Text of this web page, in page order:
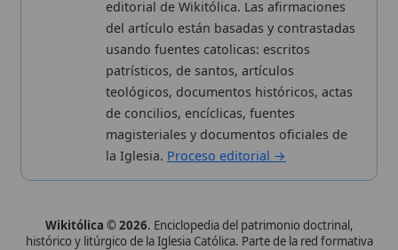
Sobre nosotros
Proceso editorial
Publicación seriada
Datos abiertos
Estadísticas
Aviso legal
Política de privacidad
Categorias
Más visitados
Nuevas entradas
Cambios recientes
Aplicaciones
Kit de Prensa
Widgets para tu web
✦ SÍGUENOS EN
Canal de WhatsApp
Únete · publicación regular
Perfil de Instagram